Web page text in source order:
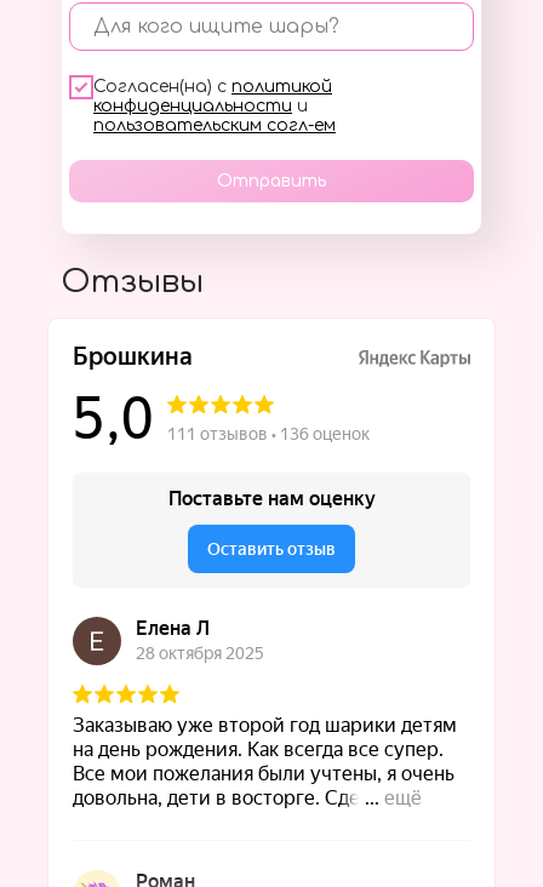
Для кого ищите шары?
Согласен(на) с политикой
конфиденциальности и
пользовательским согл-ем
Отправить
Отзывы